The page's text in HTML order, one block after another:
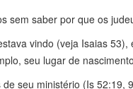
sem saber por que os
vindo (veja Isaias
seu lugar de
seu ministério (Is 52:19,